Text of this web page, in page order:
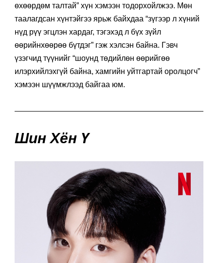
өхөөрдөм талтай” хүн хэмээн тодорхойлжээ. Мөн
таалагдсан хүнтэйгээ ярьж байхдаа “зүгээр л хүний
нүд рүү эгцлэн хардаг, тэгэхэд л бүх зүйл
өөрийнхөөрөө бүтдэг” гэж хэлсэн байна. Гэвч
үзэгчид түүнийг “шоунд төдийлөн өөрийгөө
илэрхийлэхгүй байна, хамгийн уйтгартай оролцогч”
хэмээн шүүмжлээд байгаа юм.
Шин Хён Ү